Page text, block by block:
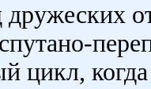
дружеских
цикл,